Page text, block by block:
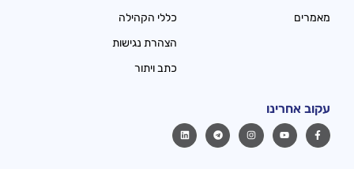
מאמרים
כללי הקהילה
הצהרת נגישות
כתב ויתור
עקוב אחרינו